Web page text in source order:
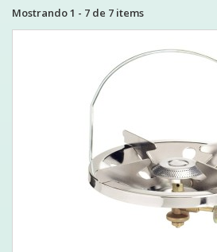
Mostrando 1 - 7 de 7 items